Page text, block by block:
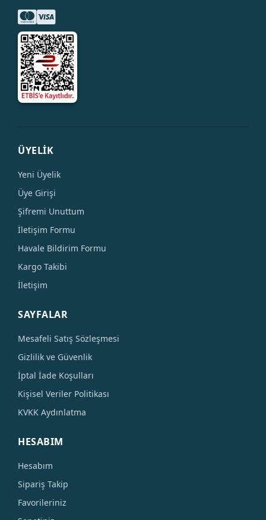
ÜYELİK
Yeni Üyelik
Üye Girişi
Şifremi Unuttum
İletişim Formu
Havale Bildirim Formu
Kargo Takibi
İletişim
SAYFALAR
Mesafeli Satış Sözleşmesi
Gizlilik ve Güvenlik
İptal İade Koşulları
Kişisel Veriler Politikası
KVKK Aydınlatma
HESABIM
Hesabım
Sipariş Takip
Favorileriniz